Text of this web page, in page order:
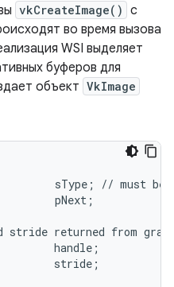
vkCreateImage() с
во время вызова
WSI выделяет
буферов для
объект VkImage
sType; // must
pNext;
stride returned from
handle;
stride;